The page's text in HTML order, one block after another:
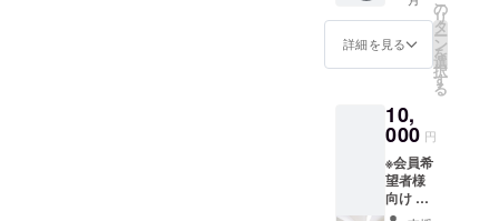
に全力でプ
ロジェクト
をやってい
思っていま
元バンドマ
ンで、この
プロジェク
をご提
供。(神
戸市内
のライ
ブハウ
用して
行う予
定です)
・イベ
ントは
年間2〜
詳細を見る
の
リ
タ
ー
ン
を
選
択
す
る
10,
000 円
※会員希
望者様
向け ・
1年間使